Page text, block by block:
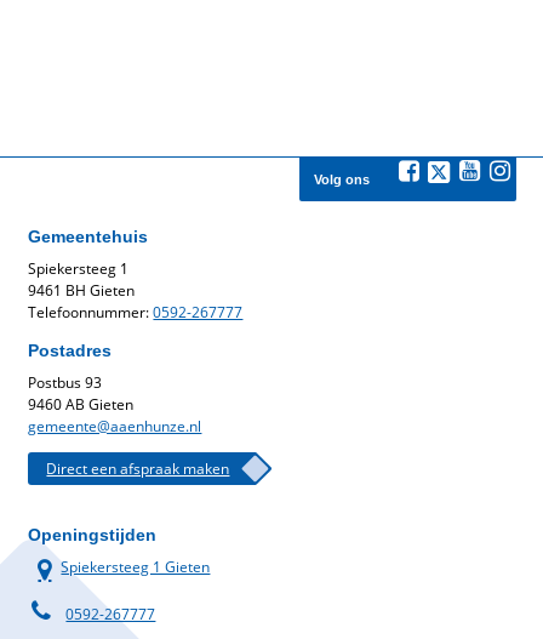
Volg ons
Gemeentehuis
Spiekersteeg 1
9461 BH Gieten
Telefoonnummer:0592-267777
Postadres
Postbus 93
9460 AB Gieten
gemeente@aaenhunze.nl
Direct een afspraak maken
Openingstijden
Spiekersteeg 1 Gieten
0592-267777